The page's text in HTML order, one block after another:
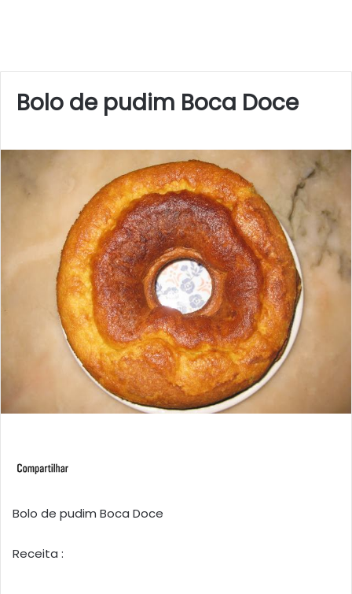
Bolo de pudim Boca Doce
Bolo de pudim Boca Doce
Receita :